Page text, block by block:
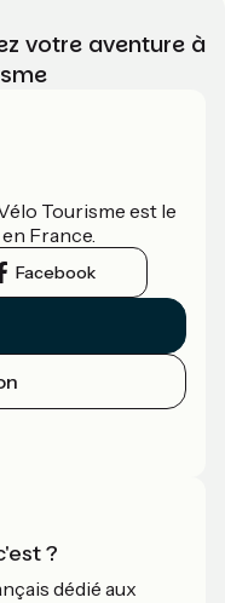
votre aventure à
Tourisme est le
France.
Facebook
?
dédié aux